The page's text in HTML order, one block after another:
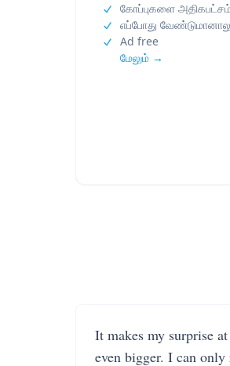
கோப்புகளை அதிகபட்சம்
எப்போது
Ad free
மேலும் →
It makes my surprise
even bigger. I can